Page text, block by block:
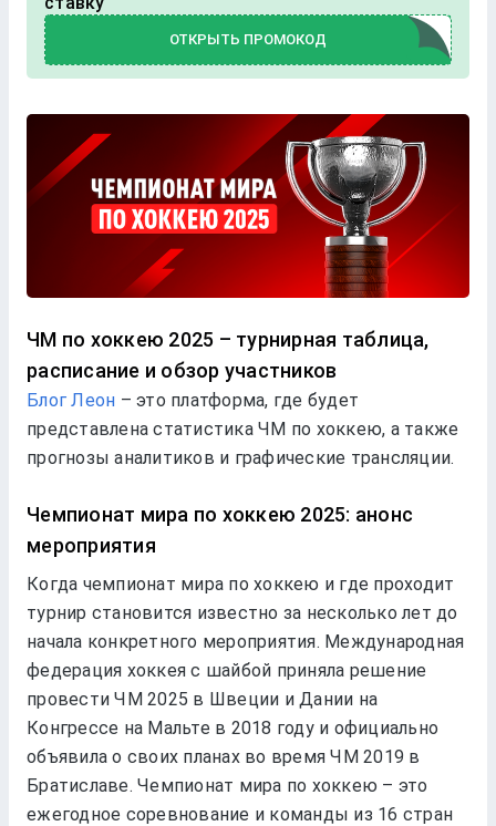
ОТКРЫТЬ ПРОМОКОД
ЧМ по хоккею 2025 – турнирная таблица,
расписание и обзор участников
Блог Леон – это платформа, где будет
представлена статистика ЧМ по хоккею, а также
прогнозы аналитиков и графические трансляции.
Чемпионат мира по хоккею 2025: анонс
мероприятия
Когда чемпионат мира по хоккею и где проходит
турнир становится известно за несколько лет до
начала конкретного мероприятия. Международная
федерация хоккея с шайбой приняла решение
провести ЧМ 2025 в Швеции и Дании на
Конгрессе на Мальте в 2018 году и официально
объявила о своих планах во время ЧМ 2019 в
Братиславе. Чемпионат мира по хоккею – это
ежегодное соревнование и команды из 16 стран